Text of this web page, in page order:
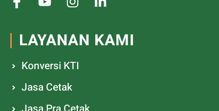
LAYANAN KAMI
Konversi KTI
Jasa Cetak